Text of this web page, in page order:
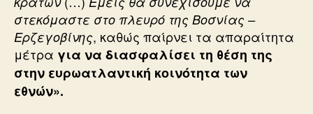
στεκόμαστε στο πλευρό της Βοσνίας –
Ερζεγοβίνης, καθώς παίρνει τα απαραίτητα
μέτρα για να διασφαλίσει τη θέση της
στην ευρωατλαντική κοινότητα των
εθνών».